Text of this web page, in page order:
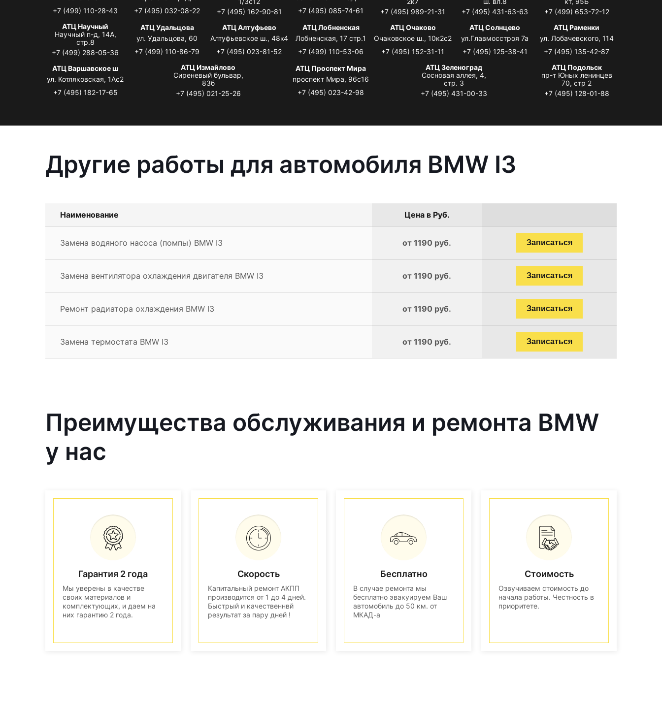
+7 (499) 110-28-43
+7 (495) 032-08-22
+7 (495) 162-90-81
+7 (495) 085-74-61
+7 (495) 989-21-31
+7 (495) 431-63-63
+7 (499) 653-72-12
АТЦ Научный
Научный п-д, 14А,
стр.8
+7 (499) 288-05-36
АТЦ Удальцова
ул. Удальцова, 60
+7 (499) 110-86-79
АТЦ Алтуфьево
Алтуфьевское ш., 48к4
+7 (495) 023-81-52
АТЦ Лобненская
Лобненская, 17 стр.1
+7 (499) 110-53-06
АТЦ Очаково
Очаковское ш., 10к2с2
+7 (495) 152-31-11
АТЦ Солнцево
ул.Главмосстроя 7а
+7 (495) 125-38-41
АТЦ Раменки
ул. Лобачевского, 114
+7 (495) 135-42-87
АТЦ Варшавское ш
ул. Котляковская, 1Ас2
+7 (495) 182-17-65
АТЦ Измайлово
Сиреневый бульвар,
83б
+7 (495) 021-25-26
АТЦ Проспект Мира
проспект Мира, 96с16
+7 (495) 023-42-98
АТЦ Зеленоград
Сосновая аллея, 4,
стр. 3
+7 (495) 431-00-33
АТЦ Подольск
пр-т Юных ленинцев
70, стр 2
+7 (495) 128-01-88
Другие работы для автомобиля BMW I3
Наименование Цена в Руб.
Замена водяного насоса (помпы) BMW I3 от 1190 руб. Записаться
Замена вентилятора охлаждения двигателя BMW I3 от 1190 руб. Записаться
Ремонт радиатора охлаждения BMW I3 от 1190 руб. Записаться
Замена термостата BMW I3 от 1190 руб. Записаться
Преимущества обслуживания и ремонта BMW
у нас
Гарантия 2 года
Мы уверены в качестве
своих материалов и
комплектующих, и даем на
них гарантию 2 года.
Скорость
Капитальный ремонт АКПП
производится от 1 до 4 дней.
Быстрый и качественнвй
результат за пару дней !
Бесплатно
В случае ремонта мы
бесплатно эвакуируем Ваш
автомобиль до 50 км. от
МКАД-а
Стоимость
Озвучиваем стоимость до
начала работы. Честность в
приоритете.